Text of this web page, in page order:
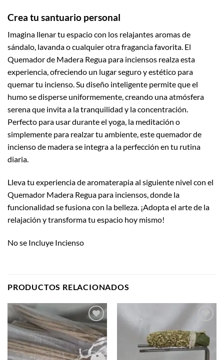
Crea tu santuario personal
Imagina llenar tu espacio con los relajantes aromas de
sándalo, lavanda o cualquier otra fragancia favorita. El
Quemador de Madera Regua para inciensos realza esta
experiencia, ofreciendo un lugar seguro y estético para
quemar tu incienso. Su diseño inteligente permite que el
humo se disperse uniformemente, creando una atmósfera
serena que invita a la tranquilidad y la concentración.
Perfecto para usar durante el yoga, la meditación o
simplemente para realzar tu ambiente, este quemador de
incienso de madera se integra a la perfección en tu rutina
diaria.
Lleva tu experiencia de aromaterapia al siguiente nivel con el
Quemador Madera Regua para inciensos, donde la
funcionalidad se fusiona con la belleza. ¡Adopta el arte de la
relajación y transforma tu espacio hoy mismo!
No se Incluye Incienso
PRODUCTOS RELACIONADOS
Añadir
a la
lista de
deseos
a la
lista de
deseos